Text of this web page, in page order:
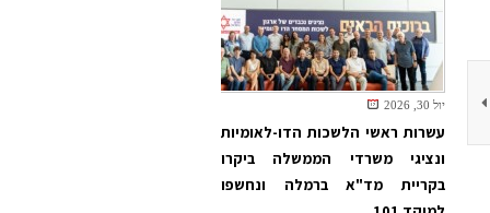
יול 30, 2026
עשרות ראשי הלשכות הדו-לאומיות
ונציגי משרדי הממשלה ביקרו
בקריית מד"א ברמלה ונחשפו